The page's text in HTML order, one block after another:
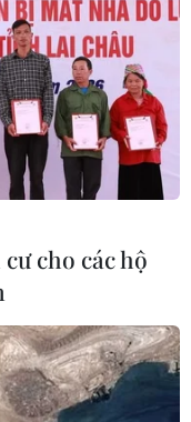
cho các hộ